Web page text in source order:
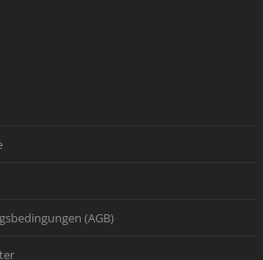
(AGB)